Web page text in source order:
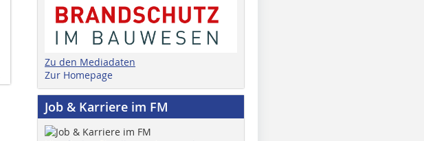
Zu den Mediadaten
Zur Homepage
Job & Karriere im FM